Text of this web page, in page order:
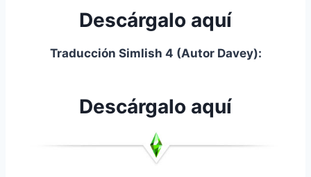
Descárgalo aquí
Traducción Simlish 4 (Autor Davey):
Descárgalo aquí